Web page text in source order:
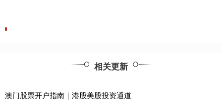
相关更新
澳门股票开户指南｜港股美股投资通道